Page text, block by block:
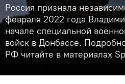
Россия признала
февраля 2022 года
начале специальной
войск в Донбассе.
РФ читайте в материалах